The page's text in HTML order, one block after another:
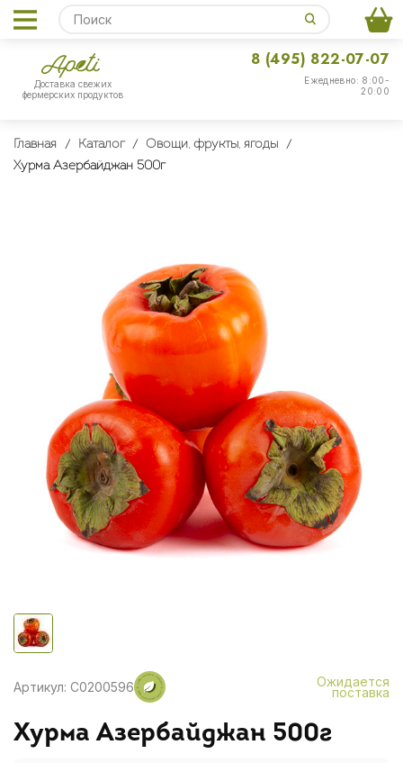
Доставка свежих
фермерских продуктов
Ежедневно: 8:00-
20:00
8 (495) 822-07-07
Главная Каталог
Овощи, фрукты, ягоды
Хурма Азербайджан 500г
Артикул: C0200596 Ожидается
поставка
Хурма Азербайджан 500г